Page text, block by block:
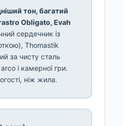
тон, багатий
Obligato, Evah
сердечник із
Thomastik
за чисту сталь
і камерної гри.
ніж жила.